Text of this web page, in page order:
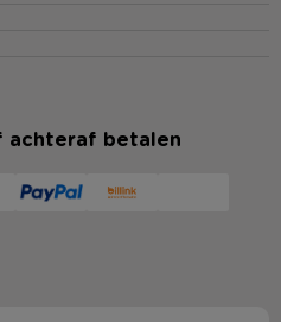
betalen